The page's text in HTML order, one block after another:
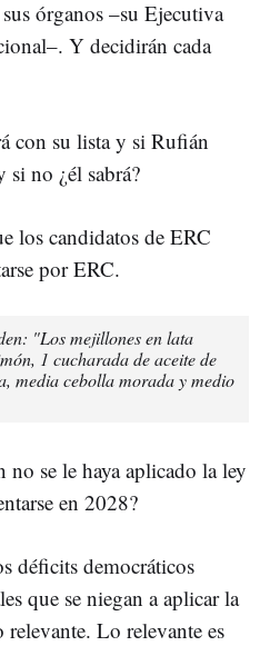
órganos –su Ejecutiva
Y decidirán cada
con su lista y si Rufián
si no ¿él sabrá?
los candidatos de ERC
por ERC.
"Los mejillones en lata
1 cucharada de aceite de
media cebolla morada y medio
no se le haya aplicado la ley
en 2028?
déficits democráticos
que se niegan a aplicar la
Lo relevante es